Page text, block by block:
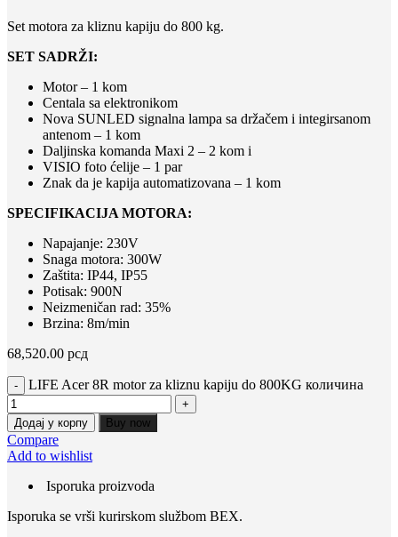
Set motora za kliznu kapiju do 800 kg.
SET SADRŽI:
Motor – 1 kom
Centala sa elektronikom
Nova SUNLED signalna lampa sa držačem i integirsanom
antenom – 1 kom
Daljinska komanda Maxi 2 – 2 kom i
VISIO foto ćelije – 1 par
Znak da je kapija automatizovana – 1 kom
SPECIFIKACIJA MOTORA:
Napajanje: 230V
Snaga motora: 300W
Zaštita: IP44, IP55
Potisak: 900N
Neizmeničan rad: 35%
Brzina: 8m/min
68,520.00 рсд
LIFE Acer 8R motor za kliznu kapiju do 800KG количина
Додај у корпу Buy now
Compare
Add to wishlist
Isporuka proizvoda
Isporuka se vrši kurirskom službom BEX.